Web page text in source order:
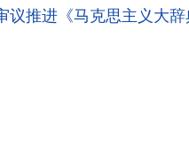
议推进《马克思主义大